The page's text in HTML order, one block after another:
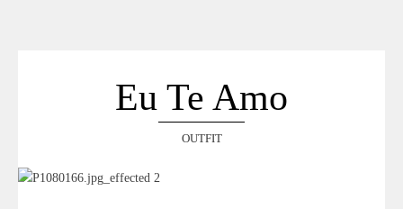
LOOKBOOK
ARCHIVES
Eu Te Amo
OUTFIT